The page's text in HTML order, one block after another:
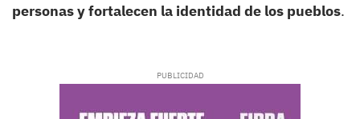
personas y fortalecen la identidad de los pueblos.